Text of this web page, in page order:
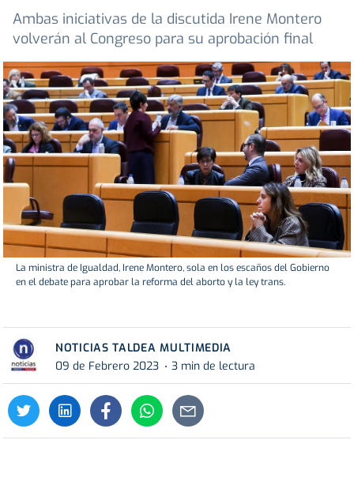
Ambas iniciativas de la discutida Irene Montero
volverán al Congreso para su aprobación final
La ministra de Igualdad, Irene Montero, sola en los escaños del Gobierno
en el debate para aprobar la reforma del aborto y la ley trans.
NOTICIAS TALDEA MULTIMEDIA
09 de Febrero 2023
3 min de lectura